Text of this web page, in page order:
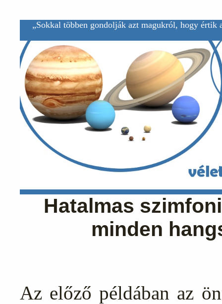
„Sokkal többen gondolják azt magukról, hogy
Hatalmas
minden
Az előző példában az